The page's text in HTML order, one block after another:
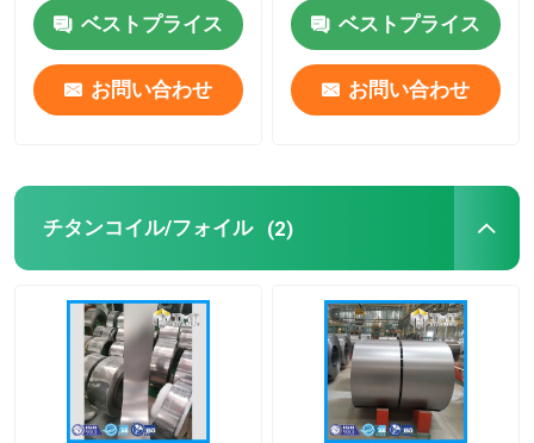
ベストプライス
お問い合わせ
ベストプライス
お問い合わせ
チタンコイル/フォイル (2)